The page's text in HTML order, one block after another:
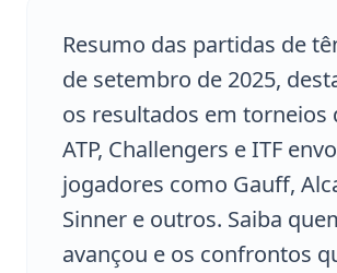
Resumo das partidas de
de setembro de 2025,
os resultados em torneios
ATP, Challengers e ITF
jogadores como Gauff,
Sinner e outros. Saiba
avançou e os confrontos